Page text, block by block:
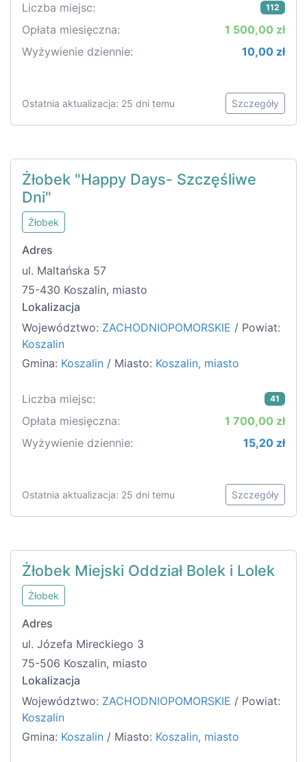
Liczba miejsc: 112
Opłata miesięczna:
1 500,00 zł
Wyżywienie dziennie:
10,00 zł
Ostatnia aktualizacja: 25 dni temu Szczegóły
Żłobek "Happy Days- Szczęśliwe
Dni"
Żłobek
Adres
ul. Maltańska 57
75-430 Koszalin, miasto
Lokalizacja
Województwo: ZACHODNIOPOMORSKIE / Powiat:
Koszalin
Gmina: Koszalin / Miasto: Koszalin, miasto
Liczba miejsc: 41
Opłata miesięczna:
1 700,00 zł
Wyżywienie dziennie:
15,20 zł
Ostatnia aktualizacja: 25 dni temu Szczegóły
Żłobek Miejski Oddział Bolek i Lolek
Żłobek
Adres
ul. Józefa Mireckiego 3
75-506 Koszalin, miasto
Lokalizacja
Województwo: ZACHODNIOPOMORSKIE / Powiat:
Koszalin
Gmina: Koszalin / Miasto: Koszalin, miasto